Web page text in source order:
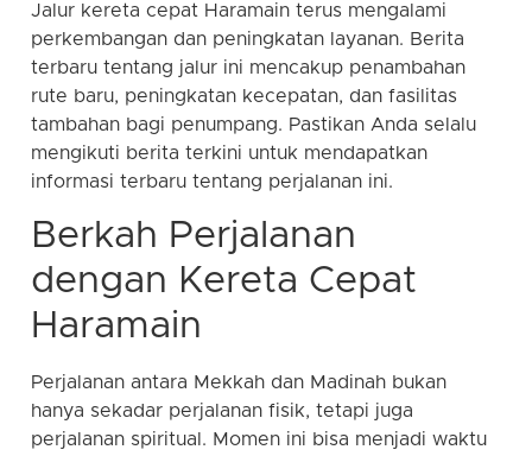
Jalur kereta cepat Haramain terus mengalami
perkembangan dan peningkatan layanan. Berita
terbaru tentang jalur ini mencakup penambahan
rute baru, peningkatan kecepatan, dan fasilitas
tambahan bagi penumpang. Pastikan Anda selalu
mengikuti berita terkini untuk mendapatkan
informasi terbaru tentang perjalanan ini.
Berkah Perjalanan
dengan Kereta Cepat
Haramain
Perjalanan antara Mekkah dan Madinah bukan
hanya sekadar perjalanan fisik, tetapi juga
perjalanan spiritual. Momen ini bisa menjadi waktu